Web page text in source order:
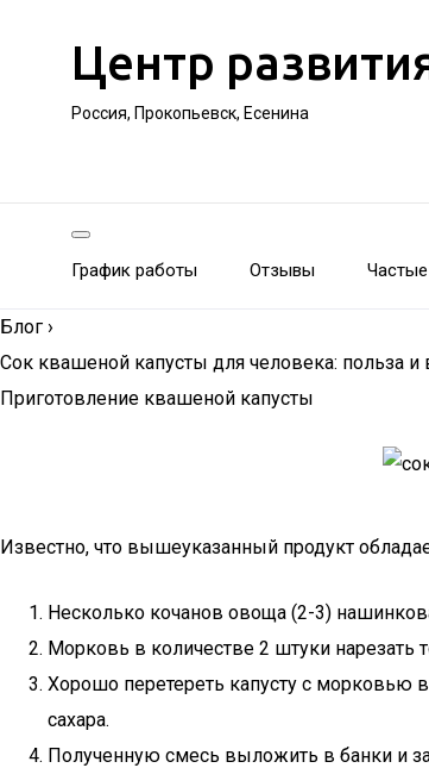
Центр
Россия, Прокопьевск, Есенина
График работы Отзывы
Блог ›
Сок квашеной капусты для человека: польза и
Приготовление квашеной капусты
Известно, что вышеуказанный продукт
Несколько кочанов овоща (2-3)
Морковь в количестве 2 штуки нарезать
Хорошо перетереть капусту с морковью
сахара.
Полученную смесь выложить в банки и